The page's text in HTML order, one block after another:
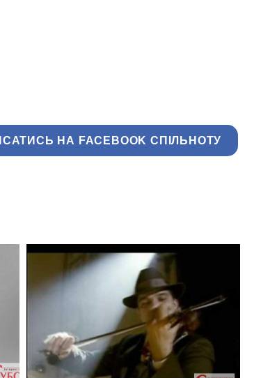
НА FACEBOOK СПІЛЬНОТУ